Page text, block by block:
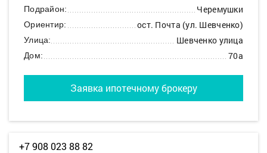
Подрайон: Черемушки
Ориентир: ост. Почта (ул. Шевченко)
Улица: Шевченко улица
Дом: 70а
Заявка ипотечному брокеру
+7 908 023 88 82